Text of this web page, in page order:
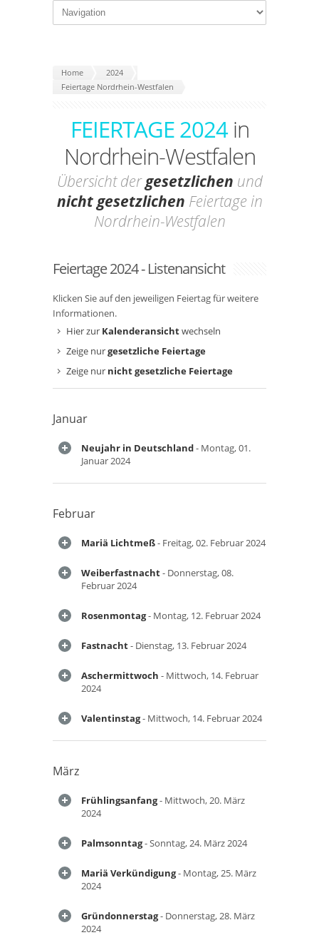
Home
2024
Feiertage Nordrhein-Westfalen
FEIERTAGE 2024in
Nordrhein-Westfalen
Übersicht dergesetzlichen und
nicht gesetzlichen Feiertage in
Nordrhein-Westfalen
Feiertage 2024 - Listenansicht
Klicken Sie auf den jeweiligen Feiertag für weitere
Informationen.
Hier zur Kalenderansichtwechseln
Zeige nurgesetzliche Feiertage
Zeige nur nicht gesetzliche Feiertage
Januar
Neujahr in Deutschland- Montag, 01.
Januar 2024
Februar
Mariä Lichtmeß- Freitag, 02. Februar 2024
Weiberfastnacht- Donnerstag, 08.
Februar 2024
Rosenmontag- Montag, 12. Februar 2024
Fastnacht- Dienstag, 13. Februar 2024
Aschermittwoch - Mittwoch, 14. Februar
2024
Valentinstag- Mittwoch, 14. Februar 2024
März
Frühlingsanfang- Mittwoch, 20. März
2024
Palmsonntag- Sonntag, 24. März 2024
Mariä Verkündigung- Montag, 25. März
2024
Gründonnerstag- Donnerstag, 28. März
2024